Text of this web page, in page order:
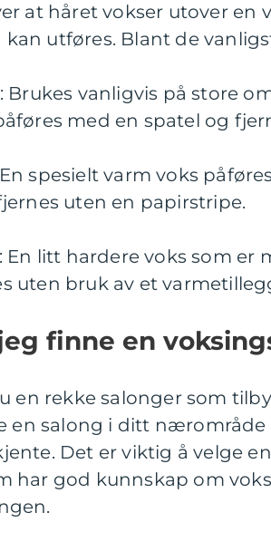
at håret vokser utover en
utføres. Blant de
Brukes vanligvis på store
med en spatel og
spesielt varm voks
uten en papirstripe.
En litt hardere voks som er
uten bruk av et
finne en
en rekke salonger som
en salong i ditt nærområde
Det er viktig å velge
har god kunnskap om